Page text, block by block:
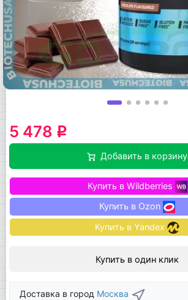
5 478 q
Добавить в корзину
Купить в Wildberries
Купить в Ozon
Купить в Yandex
Купить в один клик
Доставка в город Москва